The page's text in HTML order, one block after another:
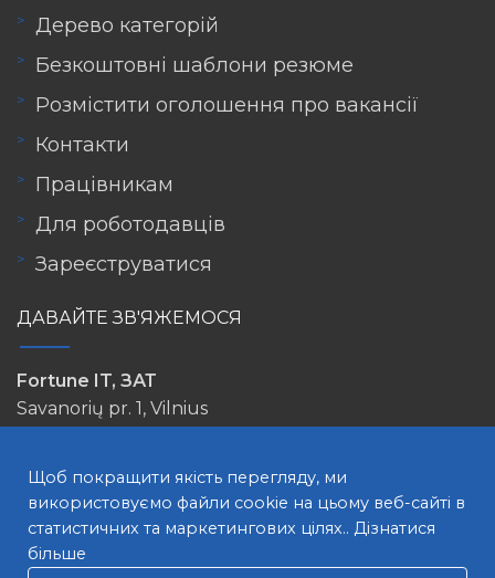
Дерево категорій
Безкоштовні шаблони резюме
Розмістити оголошення про вакансії
Контакти
Працівникам
Для роботодавців
Зареєструватися
ДАВАЙТЕ ЗВ'ЯЖЕМОСЯ
Fortune IT, ЗАТ
Savanorių pr. 1, Vilnius
Щоб покращити якість перегляду, ми
використовуємо файли cookie на цьому веб-сайті в
статистичних та маркетингових цілях.. Дізнатися
більше